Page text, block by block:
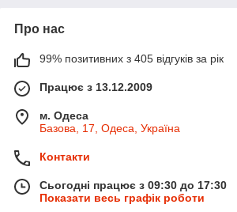
Про нас
99% позитивних з 405 відгуків за рік
Працює з 13.12.2009
м. Одеса
Базова, 17, Одеса, Україна
Контакти
Сьогодні працює з 09:30 до 17:30
Показати весь графік роботи